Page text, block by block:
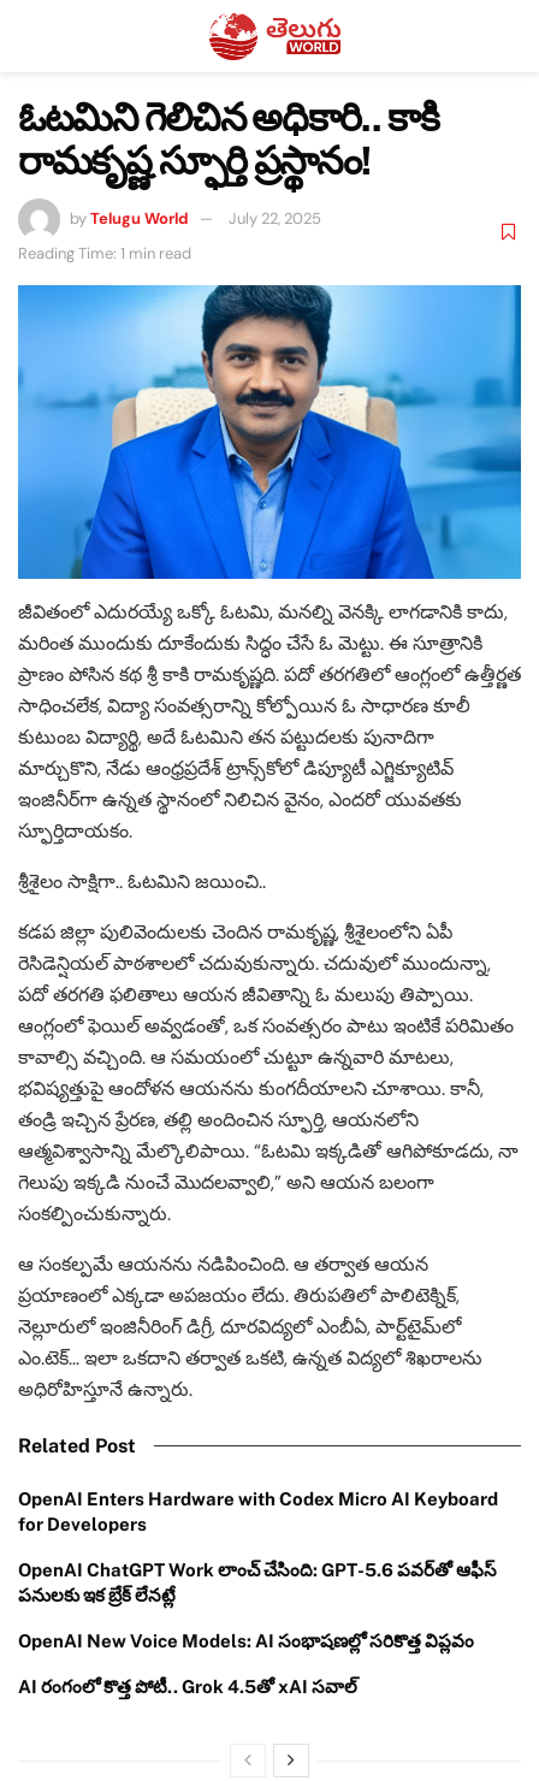
ఓటమిని గెలిచిన అధికారి.. కాకి
రామకృష్ణ స్ఫూర్తి ప్రస్థానం!
byTelugu World
July 22, 2025
Reading Time: 1 min read
జీవితంలో ఎదురయ్యే ఒక్కో ఓటమి, మనల్ని వెనక్కి లాగడానికి కాదు,
మరింత ముందుకు దూకేందుకు సిద్ధం చేసే ఓ మెట్టు. ఈ సూత్రానికి
ప్రాణం పోసిన కథ శ్రీ కాకి రామకృష్ణది. పదో తరగతిలో ఆంగ్లంలో ఉత్తీర్ణత
సాధించలేక, విద్యా సంవత్సరాన్ని కోల్పోయిన ఓ సాధారణ కూలీ
కుటుంబ విద్యార్థి, అదే ఓటమిని తన పట్టుదలకు పునాదిగా
మార్చుకొని, నేడు ఆంధ్రప్రదేశ్ ట్రాన్స్‌కోలో డిప్యూటీ ఎగ్జిక్యూటివ్
ఇంజినీర్‌గా ఉన్నత స్థానంలో నిలిచిన వైనం, ఎందరో యువతకు
స్ఫూర్తిదాయకం.
శ్రీశైలం సాక్షిగా.. ఓటమిని జయించి..
కడప జిల్లా పులివెందులకు చెందిన రామకృష్ణ, శ్రీశైలంలోని ఏపీ
రెసిడెన్షియల్ పాఠశాలలో చదువుకున్నారు. చదువులో ముందున్నా,
పదో తరగతి ఫలితాలు ఆయన జీవితాన్ని ఓ మలుపు తిప్పాయి.
ఆంగ్లంలో ఫెయిల్ అవ్వడంతో, ఒక సంవత్సరం పాటు ఇంటికే పరిమితం
కావాల్సి వచ్చింది. ఆ సమయంలో చుట్టూ ఉన్నవారి మాటలు,
భవిష్యత్తుపై ఆందోళన ఆయనను కుంగదీయాలని చూశాయి. కానీ,
తండ్రి ఇచ్చిన ప్రేరణ, తల్లి అందించిన స్ఫూర్తి, ఆయనలోని
ఆత్మవిశ్వాసాన్ని మేల్కొలిపాయి. “ఓటమి ఇక్కడితో ఆగిపోకూడదు, నా
గెలుపు ఇక్కడి నుంచే మొదలవ్వాలి,” అని ఆయన బలంగా
సంకల్పించుకున్నారు.
ఆ సంకల్పమే ఆయనను నడిపించింది. ఆ తర్వాత ఆయన
ప్రయాణంలో ఎక్కడా అపజయం లేదు. తిరుపతిలో పాలిటెక్నిక్,
నెల్లూరులో ఇంజినీరింగ్ డిగ్రీ, దూరవిద్యలో ఎంబీఏ, పార్ట్‌టైమ్‌లో
ఎం.టెక్… ఇలా ఒకదాని తర్వాత ఒకటి, ఉన్నత విద్యలో శిఖరాలను
అధిరోహిస్తూనే ఉన్నారు.
Related Post
OpenAI Enters Hardware with Codex Micro AI Keyboard
for Developers
OpenAI ChatGPT Work లాంచ్ చేసింది: GPT-5.6 పవర్‌తో ఆఫీస్
పనులకు ఇక బ్రేక్ లేనట్లే
OpenAI New Voice Models: AI సంభాషణల్లో సరికొత్త విప్లవం
AI రంగంలో కొత్త పోటీ.. Grok 4.5తో xAI సవాల్